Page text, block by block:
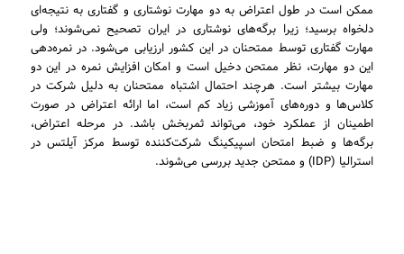
ممکن است در طول اعتراض به دو مهارت نوشتاری و گفتاری به نتیجه‌ای
دلخواه برسید؛ زیرا برگه‌های نوشتاری در ایران تصحیح نمی‌شوند؛ ولی
مهارت گفتاری توسط ممتحنان در این کشور ارزیابی می‌شود. در نمره‌دهی
این دو مهارت، نظر ممتحن دخیل است و امکان افزایش نمره در این دو
مهارت بیشتر است. هرچند احتمال اشتباه ممتحنان به دلیل شرکت در
کلاس‌ها و دوره‌های آموزشی زیاد کم است، اما ارائه اعتراض در صورت
اطمینان از عملکرد خود، می‌تواند ثمربخش باشد. در مرحله اعتراض،
برگه‌ها و ضبط امتحان اسپیکینگ شرکت‌کننده توسط مرکز آیلتس در
استرالیا (IDP) و ممتحن جدید بررسی می‌شوند.